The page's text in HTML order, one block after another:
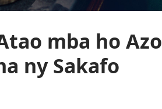
mba ho Azo
ny Sakafo